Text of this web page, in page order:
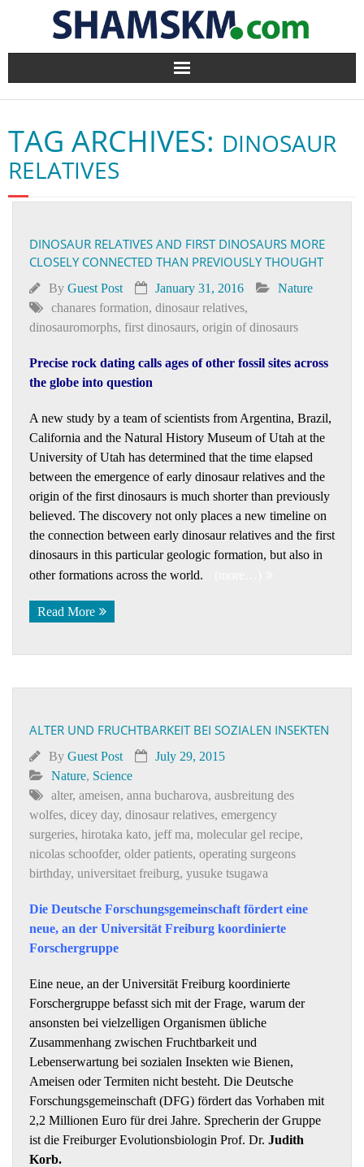
Home
BlogArena
Forum
Contact
TAG ARCHIVES: DINOSAUR
RELATIVES
DINOSAUR RELATIVES AND FIRST DINOSAURS MORE
CLOSELY CONNECTED THAN PREVIOUSLY THOUGHT
By Guest Post January 31, 2016
Nature
chanares formation, dinosaur relatives,
dinosauromorphs, first dinosaurs, origin of dinosaurs
Precise rock dating calls ages of other fossil sites across
the globe into question
A new study by a team of scientists from Argentina, Brazil,
California and the Natural History Museum of Utah at the
University of Utah has determined that the time elapsed
between the emergence of early dinosaur relatives and the
origin of the first dinosaurs is much shorter than previously
believed. The discovery not only places a new timeline on
the connection between early dinosaur relatives and the first
dinosaurs in this particular geologic formation, but also in
other formations across the world.
Read More
ALTER UND FRUCHTBARKEIT BEI SOZIALEN INSEKTEN
By Guest Post
July 29, 2015
Nature, Science
alter, ameisen, anna bucharova, ausbreitung des
wolfes, dicey day, dinosaur relatives, emergency
surgeries, hirotaka kato, jeff ma, molecular gel recipe,
nicolas schoofder, older patients, operating surgeons
birthday, universitaet freiburg, yusuke tsugawa
Die Deutsche Forschungsgemeinschaft fördert eine
neue, an der Universität Freiburg koordinierte
Forschergruppe
Eine neue, an der Universität Freiburg koordinierte
Forschergruppe befasst sich mit der Frage, warum der
ansonsten bei vielzelligen Organismen übliche
Zusammenhang zwischen Fruchtbarkeit und
Lebenserwartung bei sozialen Insekten wie Bienen,
Ameisen oder Termiten nicht besteht. Die Deutsche
Forschungsgemeinschaft (DFG) fördert das Vorhaben mit
2,2 Millionen Euro für drei Jahre. Sprecherin der Gruppe
ist die Freiburger Evolutionsbiologin Prof. Dr. Judith
Korb.